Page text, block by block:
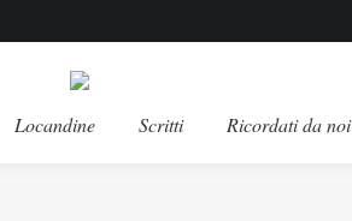
Locandine Scritti Ricordati da noi